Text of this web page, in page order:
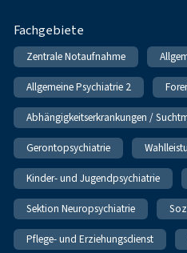
Fachgebiete
Zentrale Notaufnahme
Allgemeine Psychiatrie 2
Abhängigkeitserkrankungen /
Gerontopsychiatrie
Kinder- und Jugendpsychiatrie
Sektion Neuropsychiatrie
Pflege- und Erziehungsdienst